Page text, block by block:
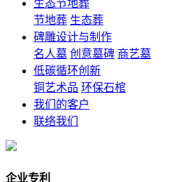
生态节地葬
节地葬 生态葬
碑雕设计与制作
名人墓 创意墓碑 商艺墓
低碳循环创新
铜艺术品 环保石棺
我们的客户
联络我们
企业专利